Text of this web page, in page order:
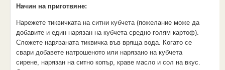
Начин на приготвяне:
Нарежете тиквичката на ситни кубчета (пожелание може да
добавите и един нарязан на кубчета средно голям картоф).
Сложете нарязаната тиквичка във вряща вода. Когато се
свари добавете натрошеното или нарязано на кубчета
сирене, нарязан на ситно копър, краве масло и сол на вкус.